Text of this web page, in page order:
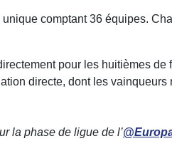
comptant 36 équipes.
pour les huitièmes
directe, dont les
la phase de ligue de l’